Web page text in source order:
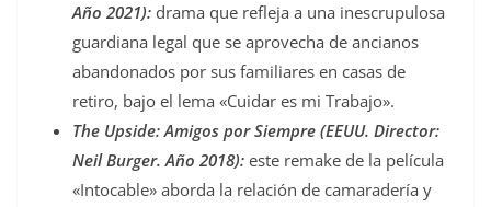
Año 2021): drama que refleja a una inescrupulosa
guardiana legal que se aprovecha de ancianos
abandonados por sus familiares en casas de
retiro, bajo el lema «Cuidar es mi Trabajo».
The Upside: Amigos por Siempre (EEUU. Director:
Neil Burger. Año 2018): este remake de la película
«Intocable» aborda la relación de camaradería y